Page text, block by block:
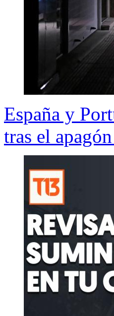
España y
tras el